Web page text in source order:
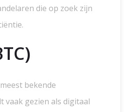
die op zoek zijn
bekende
vaak gezien als digitaal